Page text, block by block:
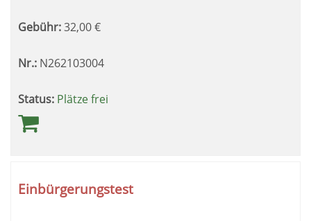
Gebühr:32,00€
Nr.: N262103004
Status: Plätze frei
Einbürgerungstest